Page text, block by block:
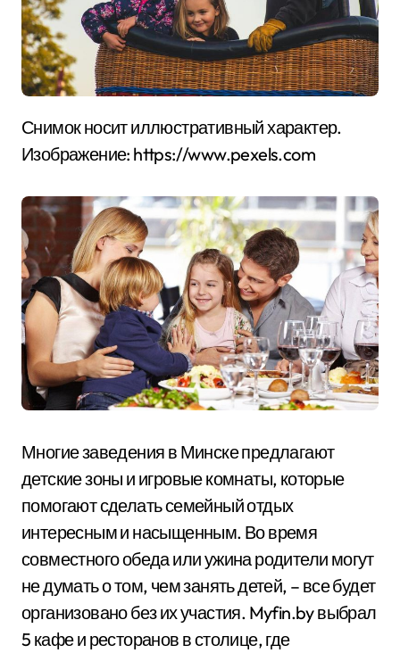
Снимок носит иллюстративный характер.
Изображение: https://www.pexels.com
Многие заведения в Минске предлагают
детские зоны и игровые комнаты, которые
помогают сделать семейный отдых
интересным и насыщенным. Во время
совместного обеда или ужина родители могут
не думать о том, чем занять детей, – все будет
организовано без их участия. Myfin.by выбрал
5 кафе и ресторанов в столице, где